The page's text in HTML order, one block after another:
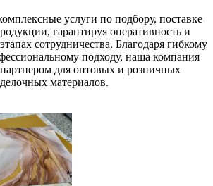
услуги по подбору, поставке
гарантируя оперативность и
сотрудничества. Благодаря гибкому
подходу, наша компания
для оптовых и розничных
материалов.